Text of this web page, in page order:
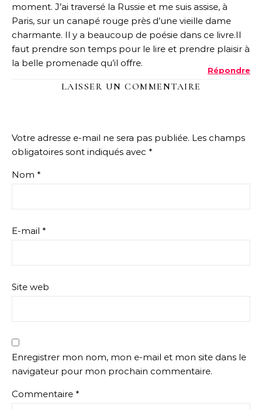
moment. J’ai traversé la Russie et me suis assise, à
Paris, sur un canapé rouge près d’une vieille dame
charmante. Il y a beaucoup de poésie dans ce livre.Il
faut prendre son temps pour le lire et prendre plaisir à
la belle promenade qu’il offre.
Répondre
LAISSER UN COMMENTAIRE
Votre adresse e-mail ne sera pas publiée. Les champs
obligatoires sont indiqués avec *
Nom *
E-mail *
Site web
Enregistrer mon nom, mon e-mail et mon site dans le
navigateur pour mon prochain commentaire.
Commentaire *